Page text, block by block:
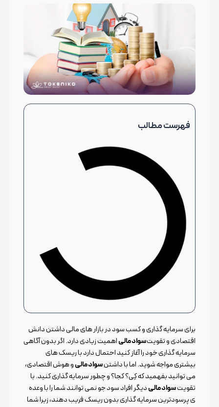
فهرست مطالب
برای سرمایه گذاری و کسب سود در بازار های مالی داشتن دانش
اقتصادی و تقویتسواد مالیاهمیت زیادی دارد. اگر بدون آگاهی
سرمایه گذاری خود را آغاز کنید احتمال دارد با ریسک های
بیشتری مواجه شوید. اما با داشتنسواد مالیو هوش اقتصادی،
می توانید بفهمید که کِی؟ کجا؟ و چطور سرمایه گذاری کنید. با
تقویتسواد مالیدیگر افراد سود جو نمی توانند شما را با وعده
ی پرسودترین سرمایه گذاری بدون ریسک فریب دهند، زیرا شما